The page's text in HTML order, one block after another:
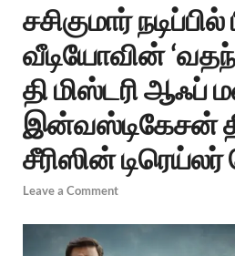
சசிகுமார்
வீடியோவின்
தி மிஸ்டரி ஆஃப்
இன்வஸ்டிகேசன்
சீரிஸின்
Leave a Comment